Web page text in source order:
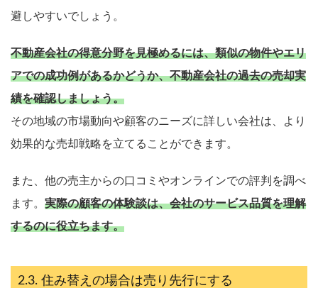
避しやすいでしょう。
不動産会社の得意分野を見極めるには、類似の物件やエリ
アでの成功例があるかどうか、不動産会社の過去の売却実
績を確認しましょう。
その地域の市場動向や顧客のニーズに詳しい会社は、より
効果的な売却戦略を立てることができます。
また、他の売主からの口コミやオンラインでの評判を調べ
ます。 実際の顧客の体験談は、会社のサービス品質を理解
するのに役立ちます。
住み替えの場合は売り先行にする